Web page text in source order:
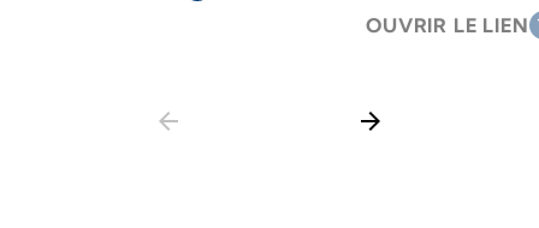
OUVRIR LE LIEN
arrow_back arrow_forward